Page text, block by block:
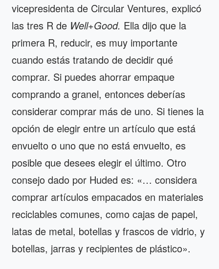
vicepresidenta de Circular Ventures, explicó
las tres R de Well+Good. Ella dijo que la
primera R, reducir, es muy importante
cuando estás tratando de decidir qué
comprar. Si puedes ahorrar empaque
comprando a granel, entonces deberías
considerar comprar más de uno. Si tienes la
opción de elegir entre un artículo que está
envuelto o uno que no está envuelto, es
posible que desees elegir el último. Otro
consejo dado por Huded es: «… considera
comprar artículos empacados en materiales
reciclables comunes, como cajas de papel,
latas de metal, botellas y frascos de vidrio, y
botellas, jarras y recipientes de plástico».